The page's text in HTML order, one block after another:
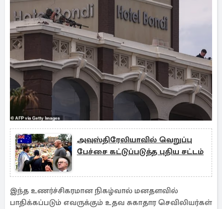
அவுஸ்திரேலியாவில் வெறுப்பு
பேச்சை கட்டுப்படுத்த புதிய சட்டம்
இந்த உணர்ச்சிகரமான நிகழ்வால் மனதளவில்
பாதிக்கப்படும் எவருக்கும் உதவ சுகாதார செவிலியர்கள்